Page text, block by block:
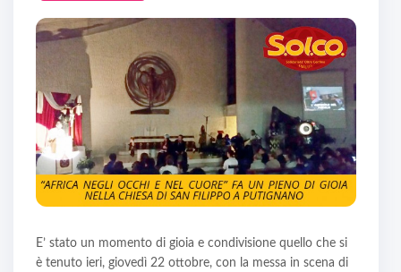
E’ stato un momento di gioia e condivisione quello che si
è tenuto ieri, giovedì 22 ottobre, con la messa in scena di